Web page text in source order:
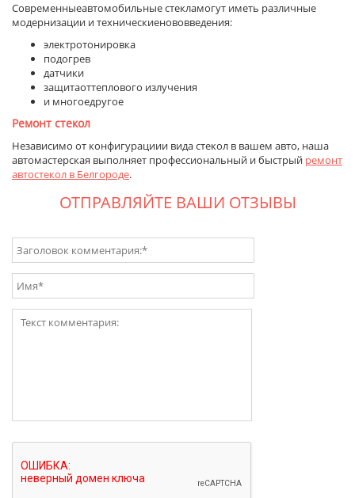
Современныеавтомобильные стекламогут иметь различные
модернизации и техническиенововведения:
электротонировка
подогрев
датчики
защитаоттеплового излучения
и многоедругое
Ремонт стекол
Независимо от конфигурациии вида стекол в вашем авто, наша
автомастерская выполняет профессиональный и быстрый ремонт
автостекол в Белгороде.
ОТПРАВЛЯЙТЕ ВАШИ ОТЗЫВЫ